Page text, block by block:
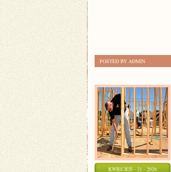
POSTED BY ADMIN
KWIECIEŃ - 21 - 2026